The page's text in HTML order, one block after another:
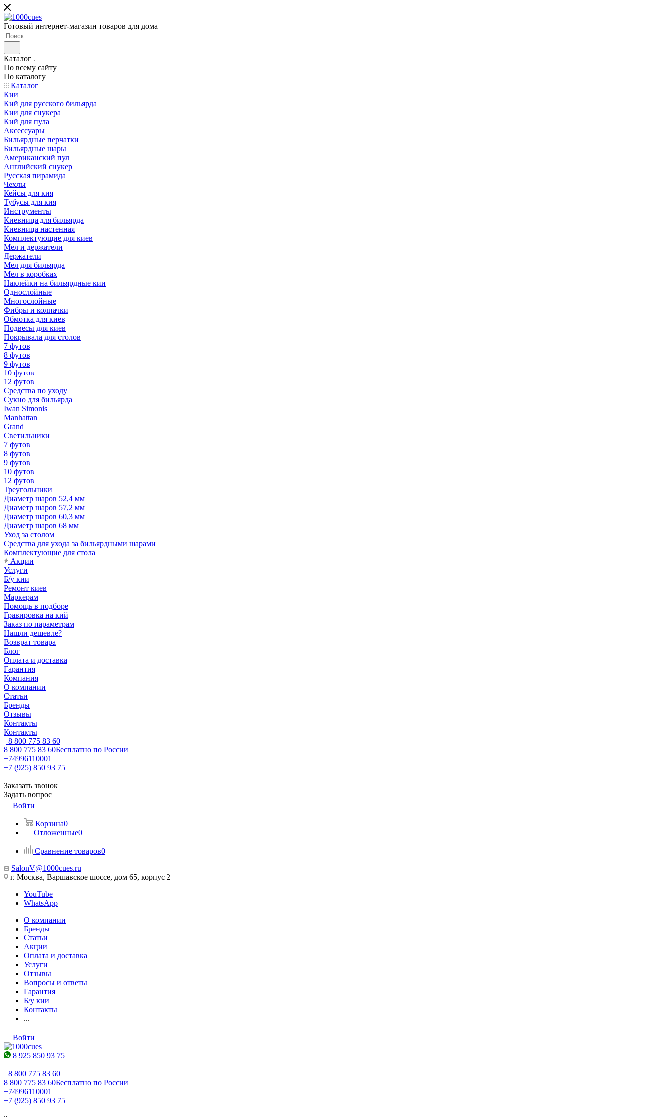
Готовый интернет-магазин товаров для дома
Каталог
По всему сайту
По каталогу
Каталог
Кии
Кий для русского бильярда
Кии для снукера
Кий для пула
Аксессуары
Бильярдные перчатки
Бильярдные шары
Американский пул
Английский снукер
Русская пирамида
Чехлы
Кейсы для кия
Тубусы для кия
Инструменты
Киевница для бильярда
Киевница настенная
Комплектующие для киев
Мел и держатели
Держатели
Мел для бильярда
Мел в коробках
Наклейки на бильярдные кии
Однослойные
Многослойные
Фибры и колпачки
Обмотка для киев
Подвесы для киев
Покрывала для столов
7 футов
8 футов
9 футов
10 футов
12 футов
Средства по уходу
Сукно для бильярда
Iwan Simonis
Manhattan
Grand
Светильники
7 футов
8 футов
9 футов
10 футов
12 футов
Треугольники
Диаметр шаров 52,4 мм
Диаметр шаров 57,2 мм
Диаметр шаров 60,3 мм
Диаметр шаров 68 мм
Уход за столом
Средства для ухода за бильярдными шарами
Комплектующие для стола
Акции
Услуги
Б/у кии
Ремонт киев
Маркерам
Помощь в подборе
Гравировка на кий
Заказ по параметрам
Нашли дешевле?
Возврат товара
Блог
Оплата и доставка
Гарантия
Компания
О компании
Статьи
Бренды
Отзывы
Контакты
Контакты
8 800 775 83 60
8 800 775 83 60Бесплатно по России
+74996110001
+7 (925) 850 93 75
Заказать звонок
Задать вопрос
Войти
Корзина0
Отложенные0
Сравнение товаров0
SalonV@1000cues.ru
г. Москва, Варшавское шоссе, дом 65, корпус 2
YouTube
WhatsApp
О компании
Бренды
Статьи
Акции
Оплата и доставка
Услуги
Отзывы
Вопросы и ответы
Гарантия
Б/у кии
Контакты
...
Войти
8 925 850 93 75
8 800 775 83 60
8 800 775 83 60Бесплатно по России
+74996110001
+7 (925) 850 93 75